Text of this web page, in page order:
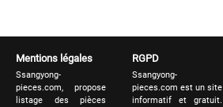
Mentions légales
Ssangyong-
pieces.com, propose
listage des pièces
RGPD
Ssangyong-
pieces.com est un site
informatif et gratuit.